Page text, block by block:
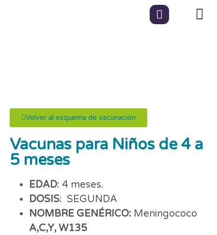
Volver al esquema de vacunación
Vacunas para Niños de 4 a
5 meses
EDAD: 4 meses.
DOSIS: SEGUNDA
NOMBRE GENÉRICO: Meningococo
A,C,Y, W135